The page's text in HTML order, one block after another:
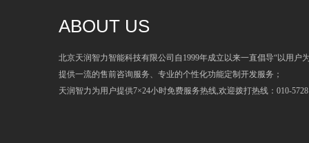
ABOUT US
北京天润智力智能科技有限公司自1999年成立以来一直倡导“以用户
提供一流的售前咨询服务、专业的个性化功能定制开发服务；
天润智力为用户提供7×24小时免费服务热线,欢迎拨打热线：010-